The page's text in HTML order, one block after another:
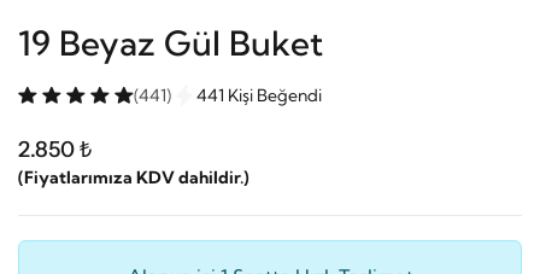
19 Beyaz Gül Buket
(441) 441 Kişi Beğendi
2.850 ₺
(Fiyatlarımıza KDV dahildir.)